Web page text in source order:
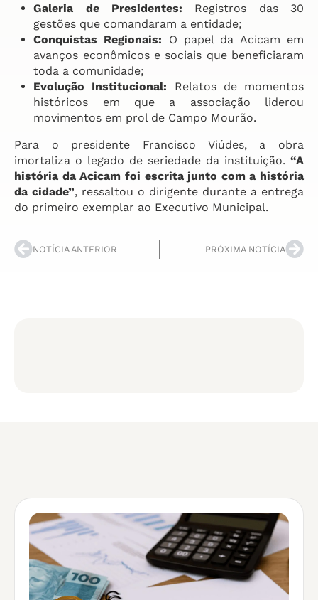
Galeria de Presidentes: Registros das 30
gestões que comandaram a entidade;
Conquistas Regionais: O papel da Acicam em
avanços econômicos e sociais que beneficiaram
toda a comunidade;
Evolução Institucional: Relatos de momentos
históricos em que a associação liderou
movimentos em prol de Campo Mourão.
Para o presidente Francisco Viúdes, a obra
imortaliza o legado de seriedade da instituição. “A
história da Acicam foi escrita junto com a história
da cidade”, ressaltou o dirigente durante a entrega
do primeiro exemplar ao Executivo Municipal.
NOTÍCIA ANTERIOR PRÓXIMA NOTÍCIA